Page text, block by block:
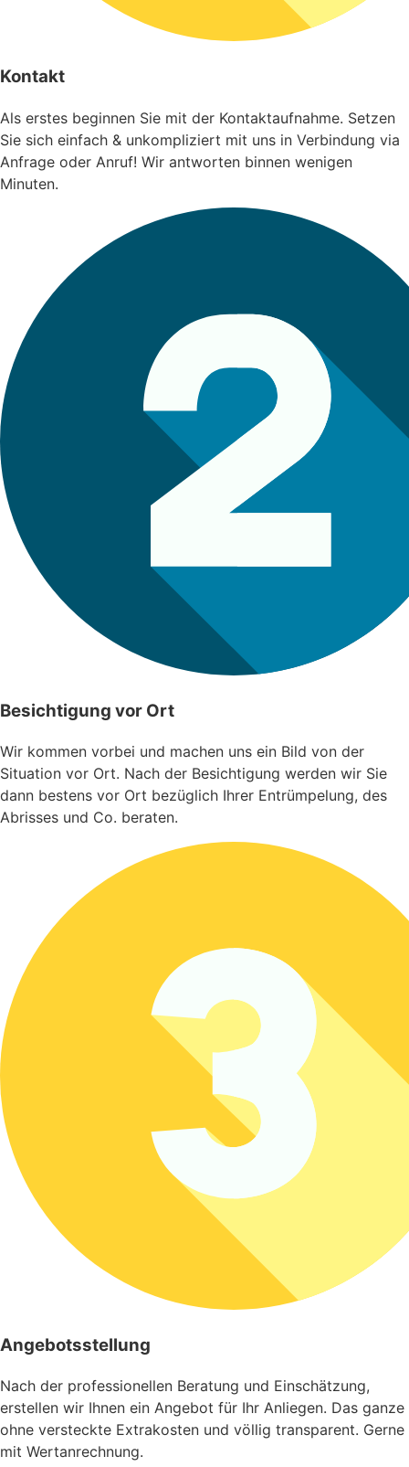
Kontakt
Als erstes beginnen Sie mit der Kontaktaufnahme. Setzen
Sie sich einfach & unkompliziert mit uns in Verbindung via
Anfrage oder Anruf! Wir antworten binnen wenigen
Minuten.
Besichtigung vor Ort
Wir kommen vorbei und machen uns ein Bild von der
Situation vor Ort. Nach der Besichtigung werden wir Sie
dann bestens vor Ort bezüglich Ihrer Entrümpelung, des
Abrisses und Co. beraten.
Angebotsstellung
Nach der professionellen Beratung und Einschätzung,
erstellen wir Ihnen ein Angebot für Ihr Anliegen. Das ganze
ohne versteckte Extrakosten und völlig transparent. Gerne
mit Wertanrechnung.